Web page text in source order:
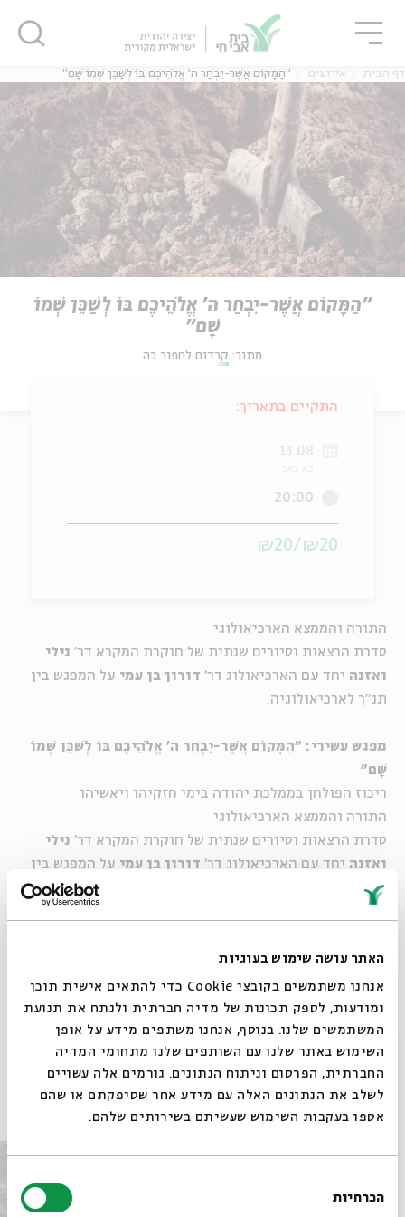
האתר עושה שימוש בעוגיות
אנחנו משתמשים בקובצי Cookie כדי להתאים אישית תוכן
ומודעות, לספק תכונות של מדיה חברתית ולנתח את תנועת
המשתמשים שלנו. בנוסף, אנחנו משתפים מידע על אופן
השימוש באתר שלנו עם השותפים שלנו מתחומי המדיה
החברתית, הפרסום וניתוח הנתונים. גורמים אלה עשויים
לשלב את הנתונים האלה עם מידע אחר שסיפקתם או שהם
אספו בעקבות השימוש שעשיתם בשירותים שלהם.
הסכמה
הכרחיות
דף הבית אירועים "הַמָּקוֹם אֲשֶׁר-יִבְחַר ה' אֱלֹהֵיכֶם בּוֹ לְשַׁכֵּן שְׁמוֹ שָׁם"
"הַמָּקוֹם אֲשֶׁר-יִבְחַר ה' אֱלֹהֵיכֶם בּוֹ לְשַׁכֵּן שְׁמוֹ
שָׁם"
מתוך: קרדום לחפור בה
התורה והממצא הארכיאולוגי
סדרת הרצאות וסיורים שנתית של חוקרת המקרא דר' נילי
ואזנה יחד עם הארכיאולוג דר' דורון בן עמי על המפגש בין
תנ"ך לארכיאולוגיה.
מפגש עשירי: "הַמָּקוֹם אֲשֶׁר-יִבְחַר ה' אֱלֹהֵיכֶם בּוֹ לְשַׁכֵּן שְׁמוֹ
שָׁם"
ריכוז הפולחן בממלכת יהודה בימי חזקיהו ויאשיהו
התורה והממצא הארכיאולוגי
סדרת הרצאות וסיורים שנתית של חוקרת המקרא דר' נילי
ואזנה יחד עם הארכיאולוג דר' דורון בן עמי על המפגש בין
תנ"ך לארכיאולוגיה.
תגיות: שידור חי
התקיים בתאריך:
13.08
20:00
₪20/₪20
סגור
סגור